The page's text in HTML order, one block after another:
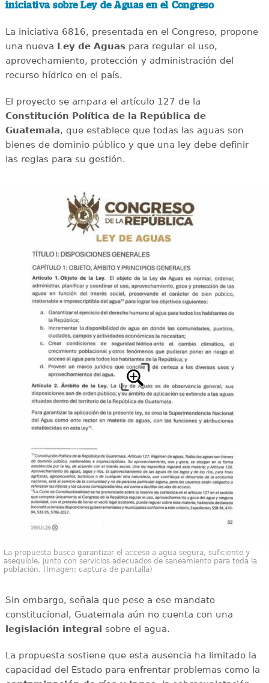
iniciativa sobre Ley de Aguas en el Congreso
La iniciativa 6816, presentada en el Congreso, propone
una nueva Ley de Aguaspara regular el uso,
aprovechamiento, protección y administración del
recurso hídrico en el país.
El proyecto se ampara el artículo 127 de la
Constitución Política de la República de
Guatemala, que establece que todas las aguas son
bienes de dominio público y que una ley debe definir
las reglas para su gestión.
La propuesta busca garantizar el acceso a agua segura, suficiente y
asequible, junto con servicios adecuados de saneamiento para toda la
población. (Imagen: captura de pantalla)
Sin embargo, señala que pese a ese mandato
constitucional, Guatemala aún no cuenta con una
legislación integral sobre el agua.
La propuesta sostiene que esta ausencia ha limitado la
capacidad del Estado para enfrentar problemas como la